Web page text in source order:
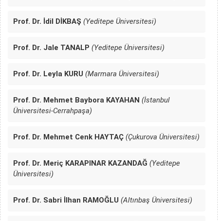
Prof. Dr. İdil DİKBAŞ (Yeditepe Üniversitesi)
Prof. Dr. Jale TANALP (Yeditepe Üniversitesi)
Prof. Dr. Leyla KURU (Marmara Üniversitesi)
Prof. Dr. Mehmet Baybora KAYAHAN (İstanbul
Üniversitesi-Cerrahpaşa)
Prof. Dr. Mehmet Cenk HAYTAÇ (Çukurova Üniversitesi)
Prof. Dr. Meriç KARAPINAR KAZANDAĞ (Yeditepe
Üniversitesi)
Prof. Dr. Sabri İlhan RAMOĞLU (Altınbaş Üniversitesi)